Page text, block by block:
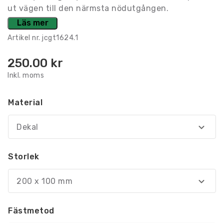
ut vägen till den närmsta nödutgången.
Läs mer
Artikel nr. jcgt1624.1
250.00 kr
Inkl. moms
Material
Dekal
Storlek
200 x 100 mm
Fästmetod